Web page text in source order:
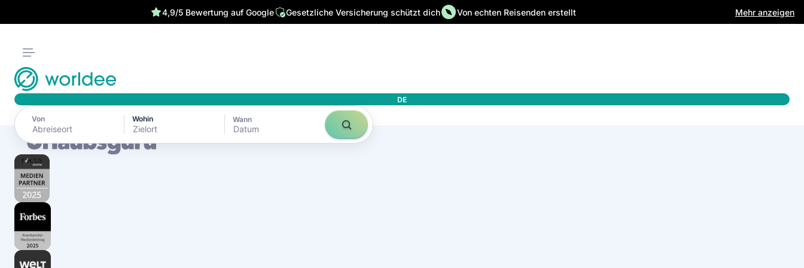
4,9/5 Bewertung auf Google Gesetzliche Versicherung schützt dich Von echten Reisenden erstellt Mehr anzeigen
DE
Von Wohin Wann
Datum